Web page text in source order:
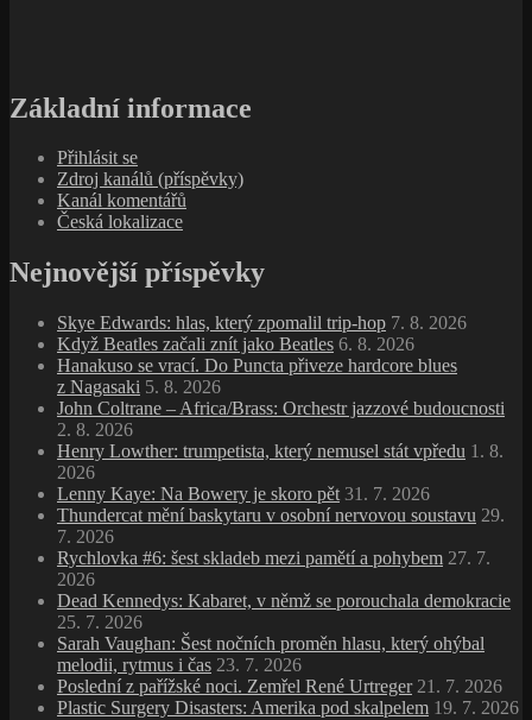
Základní informace
Přihlásit se
Zdroj kanálů (příspěvky)
Kanál komentářů
Česká lokalizace
Nejnovější příspěvky
Skye Edwards: hlas, který zpomalil trip‑hop 7. 8. 2026
Když Beatles začali znít jako Beatles 6. 8. 2026
Hanakuso se vrací. Do Puncta přiveze hardcore blues
z Nagasaki 5. 8. 2026
John Coltrane – Africa/Brass: Orchestr jazzové budoucnosti
2. 8. 2026
Henry Lowther: trumpetista, který nemusel stát vpředu 1. 8.
2026
Lenny Kaye: Na Bowery je skoro pět 31. 7. 2026
Thundercat mění baskytaru v osobní nervovou soustavu 29.
7. 2026
Rychlovka #6: šest skladeb mezi pamětí a pohybem 27. 7.
2026
Dead Kennedys: Kabaret, v němž se porouchala demokracie
25. 7. 2026
Sarah Vaughan: Šest nočních proměn hlasu, který ohýbal
melodii, rytmus i čas 23. 7. 2026
Poslední z pařížské noci. Zemřel René Urtreger 21. 7. 2026
Plastic Surgery Disasters: Amerika pod skalpelem 19. 7. 2026